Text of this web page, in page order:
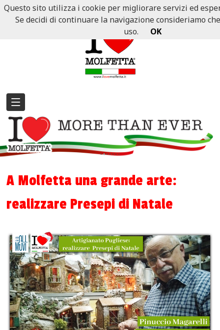
A Molfetta una grande arte:
realizzare Presepi di Natale
Questo sito utilizza i cookie per migliorare servizi ed
Se decidi di continuare la navigazione consideriamo
uso.
OK